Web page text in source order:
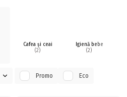
Cafea și ceai
(2)
Igienă bebe
(2)
Promo Eco